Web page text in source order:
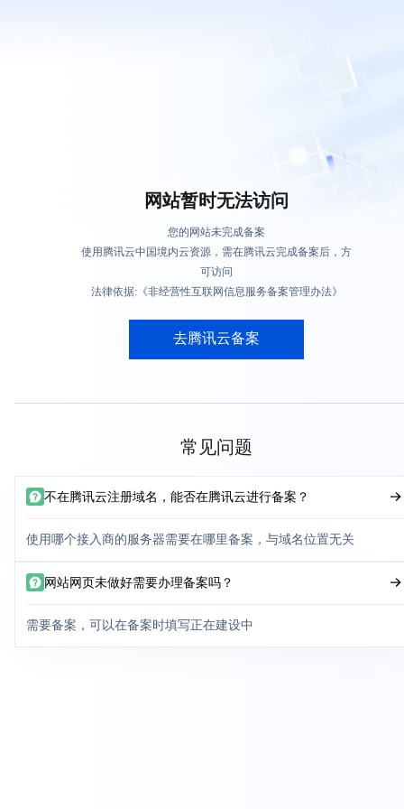
网站暂时无法访问
您的网站未完成备案
使用腾讯云中国境内云资源，需在腾讯云完成备案后，方
可访问
法律依据:《非经营性互联网信息服务备案管理办法》
去腾讯云备案
常见问题
不在腾讯云注册域名，能否在腾讯云进行备案？
使用哪个接入商的服务器需要在哪里备案，与域名位置无关
网站网页未做好需要办理备案吗？
需要备案，可以在备案时填写正在建设中